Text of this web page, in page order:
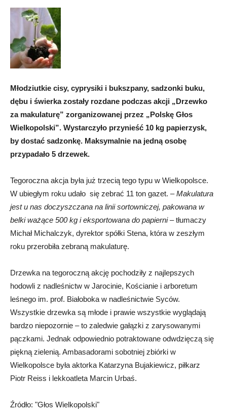
Młodziutkie cisy, cyprysiki i bukszpany, sadzonki buku,
dębu i świerka zostały rozdane podczas akcji „Drzewko
za makulaturę” zorganizowanej przez „Polskę Głos
Wielkopolski”. Wystarczyło przynieść 10 kg papierzysk,
by dostać sadzonkę. Maksymalnie na jedną osobę
przypadało 5 drzewek.
Tegoroczna akcja była już trzecią tego typu w Wielkopolsce.
W ubiegłym roku udało się zebrać 11 ton gazet. –Makulatura
jest u nas doczyszczana na linii sortowniczej, pakowana w
belki ważące 500 kg i eksportowana do papierni– tłumaczy
Michał Michalczyk, dyrektor spółki Stena, która w zeszłym
roku przerobiła zebraną makulaturę.
Drzewka na tegoroczną akcję pochodziły z najlepszych
hodowli z nadleśnictw w Jarocinie, Kościanie i arboretum
leśnego im. prof. Białoboka w nadleśnictwie Syców.
Wszystkie drzewka są młode i prawie wszystkie wyglądają
bardzo niepozornie – to zaledwie gałązki z zarysowanymi
pączkami. Jednak odpowiednio potraktowane odwdzięczą się
piękną zielenią. Ambasadorami sobotniej zbiórki w
Wielkopolsce była aktorka Katarzyna Bujakiewicz, piłkarz
Piotr Reiss i lekkoatleta Marcin Urbaś.
Źródło: "Głos Wielkopolski"